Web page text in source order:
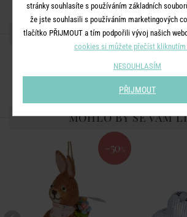
SDÍLEJTE S
MOHLO BY SE VÁM
-50 %
stránky souhlasíte s používáním základních
že jste souhlasili s používáním marketingových
tlačítko PŘIJMOUT a tím podpořili vývoj našich
cookies si můžete přečíst kliknutím
NESOUHLASÍM
PŘIJMOUT